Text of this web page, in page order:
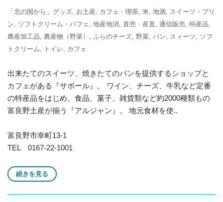
「北の国から」グッズ お土産 カフェ・喫茶 米 地酒 スイーツ・プリ
ン
ソフトクリーム・パフェ 地産地消 直売・産直 通信販売 特産品
農産加工品
農産物（野菜） ふらのチーズ 野菜 パン スィーツ
ソフ
トクリーム
トイレ カフェ
出来たてのスイーツ、焼きたてのパンを提供するショップと
カフェがある『サボール』。 ワイン、チーズ、牛乳など定番
の特産品をはじめ、食品、菓子、雑貨類など約2000種類もの
富良野土産が揃う『アルジャン』。 地元食材を使..
富良野市幸町13-1
TEL 0167-22-1001
続きを見る